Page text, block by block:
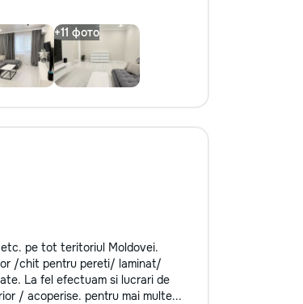
pe tot teritoriul Moldovei.
/chit pentru pereti/ laminat/
La fel efectuam si lucrari de
/ acoperise. pentru mai multe...